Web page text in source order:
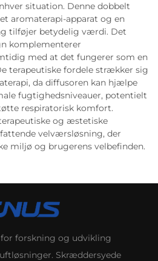
situation. Denne dobbelt
aromaterapi-apparat og en
tilføjer betydelig værdi. Det
komplementerer
med at det fungerer som en
terapeutiske fordele strækker sig
da diffusoren kan hjælpe
fugtighedsniveauer, potentielt
respiratorisk komfort.
og æstetiske
velværsløsning, der
miljø og brugerens velbefinden.
forskning og udvikling
Skræddersyede